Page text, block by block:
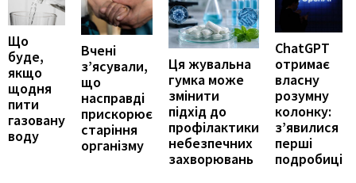
Що
буде,
якщо
щодня
пити
газовану
воду
Вчені
з’ясували,
що
насправді
прискорює
старіння
організму
Ця жувальна
гумка може
змінити
підхід до
профілактики
небезпечних
захворювань
ChatGPT
отримає
власну
розумну
колонку:
з’явилися
перші
подробиці